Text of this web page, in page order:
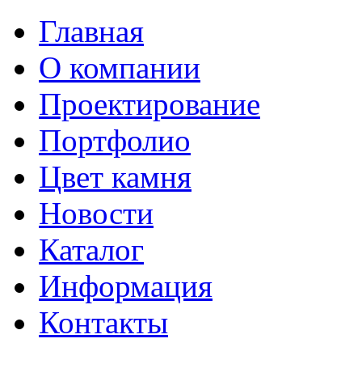
Главная
О компании
Проектирование
Портфолио
Цвет камня
Новости
Каталог
Информация
Контакты